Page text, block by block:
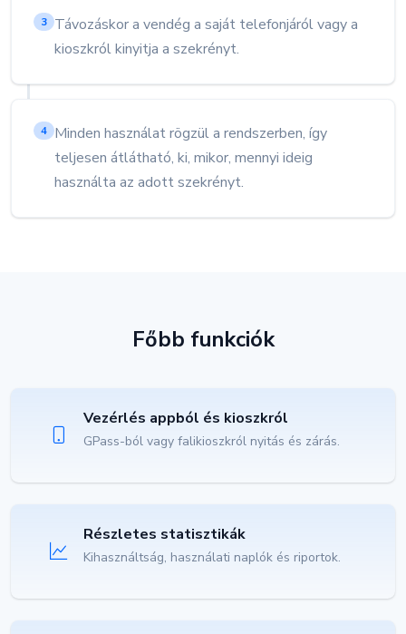
3 Távozáskor a vendég a saját telefonjáról vagy a
kioszkról kinyitja a szekrényt.
4 Minden használat rögzül a rendszerben, így
teljesen átlátható, ki, mikor, mennyi ideig
használta az adott szekrényt.
Főbb funkciók
Vezérlés appból és kioszkról
GPass-ból vagy falikioszkról nyitás és zárás.
Részletes statisztikák
Kihasználtság, használati naplók és riportok.